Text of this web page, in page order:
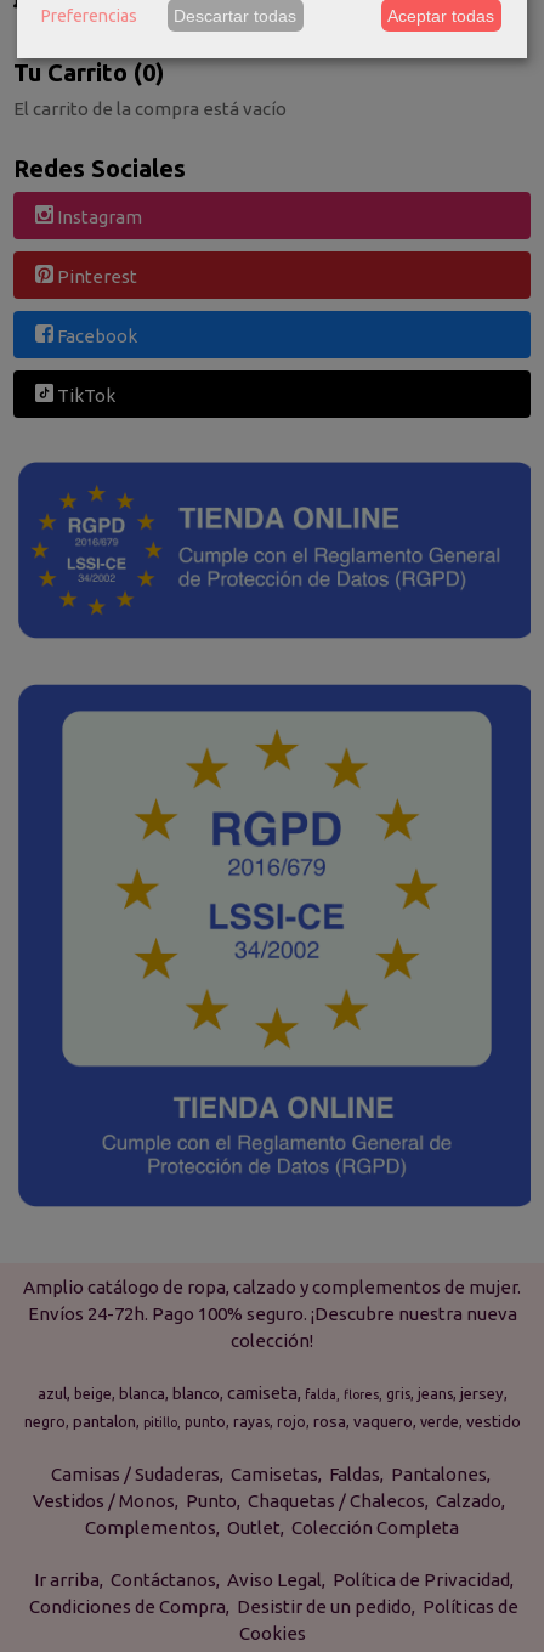
Consultar Destinos
Tu Carrito (0)
El carrito de la compra está vacío
Redes Sociales
Instagram
Pinterest
Facebook
TikTok
Amplio catálogo de ropa, calzado y complementos de mujer.
Envíos 24-72h. Pago 100% seguro. ¡Descubre nuestra nueva
colección!
azul beige blanca blanco camiseta falda flores gris jeans jersey
negro pantalon pitillo punto rayas rojo rosa vaquero verde vestido
Camisas / Sudaderas Camisetas Faldas
Pantalones
Vestidos / Monos
Punto Chaquetas / Chalecos Calzado
Complementos Outlet Colección Completa
Ir arriba Contáctanos Aviso Legal
Política de Privacidad
Condiciones de Compra
Desistir de un pedido
Políticas de
Cookies
Preferencias Descartar todas Aceptar todas